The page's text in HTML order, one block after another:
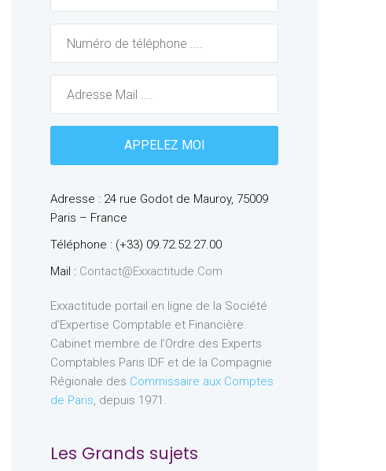
Adresse : 24 rue Godot de Mauroy, 75009
Paris – France
Téléphone : (+33) 09.72.52.27.00
Mail : Contact@exxactitude.com
Exxactitude portail en ligne de la Société
d’Expertise Comptable et Financière.
Cabinet membre de l’Ordre des Experts
Comptables Paris IDF et de la Compagnie
Régionale des Commissaire aux Comptes
de Paris, depuis 1971.
Les Grands sujets